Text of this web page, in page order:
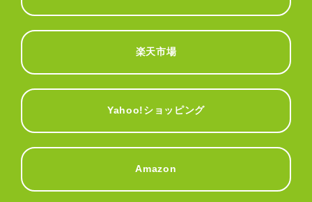
楽天市場
Yahoo!ショッピング
Amazon